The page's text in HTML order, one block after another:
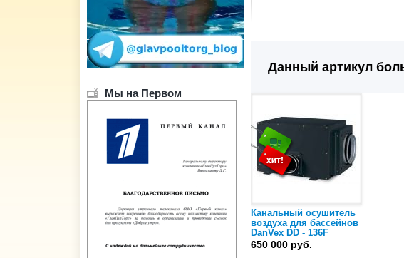
Мы на Первом
Данный артикул
Канальный осушитель
воздуха для бассейнов
DanVex DD - 136F
650 000 руб.